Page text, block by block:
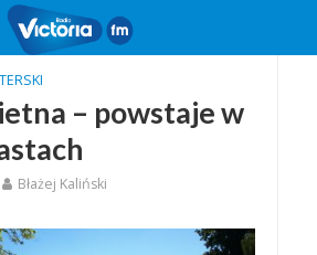
– powstaje w
Błażej Kaliński